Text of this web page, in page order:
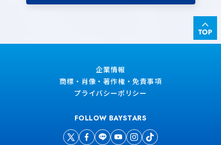
企業情報
商標・肖像・著作権・免責事項
プライバシーポリシー